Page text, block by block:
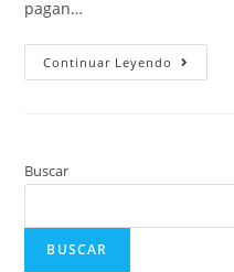
pagan…
Continuar Leyendo
Buscar
BUSCAR